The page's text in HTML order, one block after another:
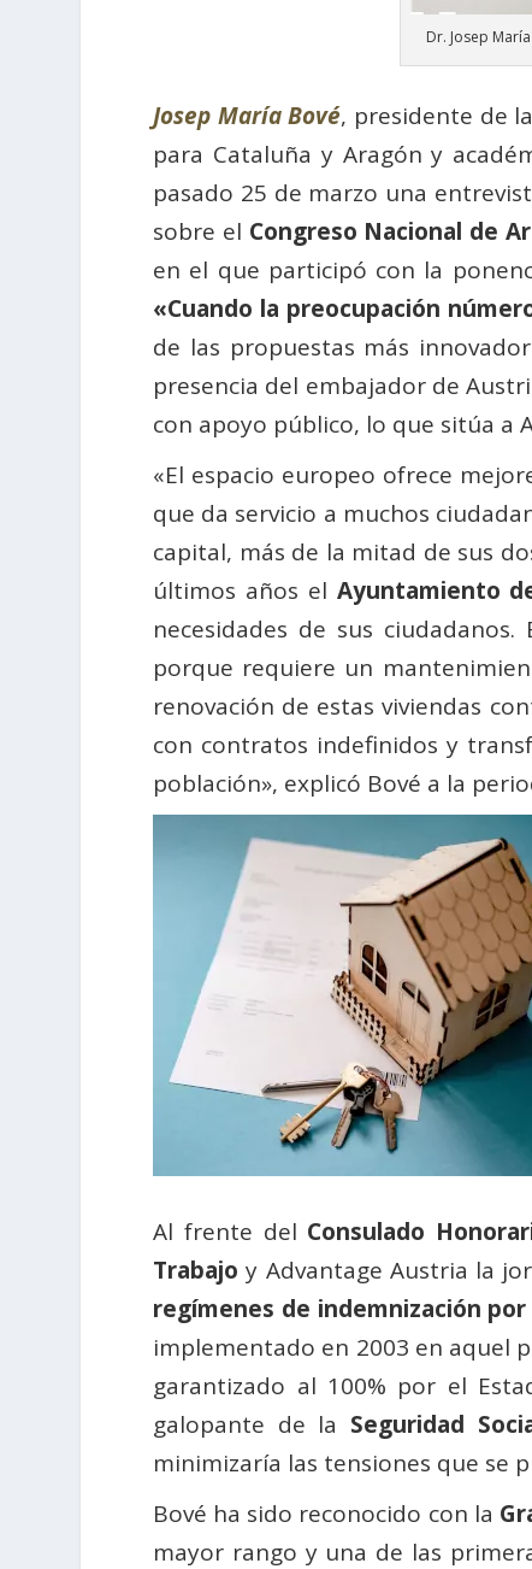
Dr. Josep
Josep María Bové, presidente de
para Cataluña y Aragón y
pasado 25 de marzo una
sobre el Congreso Nacional de
en el que participó con la
«Cuando la preocupación
de las propuestas más
presencia del embajador de
con apoyo público, lo que sitúa a
«El espacio europeo ofrece
que da servicio a muchos
capital, más de la mitad de sus
últimos años el Ayuntamiento
necesidades de sus
porque requiere un
renovación de estas viviendas
con contratos indefinidos y
población», explicó Bové a la
Al frente del Consulado
Trabajo y Advantage Austria la
regímenes de indemnización
implementado en 2003 en aquel
garantizado al 100% por el
galopante de la Seguridad
minimizaría las tensiones que se
Bové ha sido reconocido con la
mayor rango y una de las